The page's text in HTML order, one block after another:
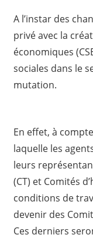
A l’instar des
privé avec la
économiques
sociales dans le
mutation.
En effet, à
laquelle les
leurs
(CT) et Comités
conditions de
devenir des
Ces derniers